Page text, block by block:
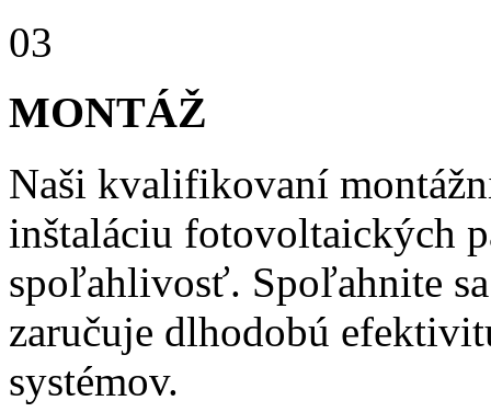
03
MONTÁŽ
Naši kvalifikovaní
inštaláciu fotovoltaických
spoľahlivosť. Spoľahnite
zaručuje dlhodobú
systémov.